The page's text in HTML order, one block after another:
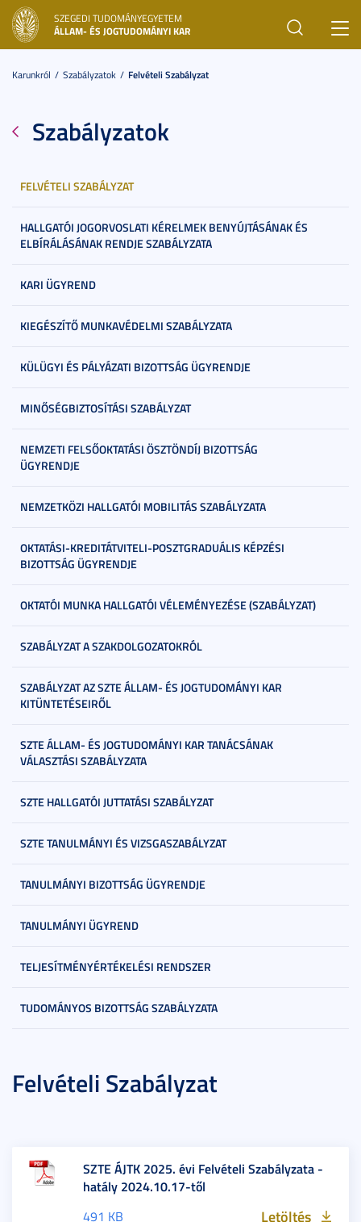
SZEGEDI TUDOMÁNYEGYETEM
ÁLLAM- ÉS JOGTUDOMÁNYI KAR
Karunkról Szabályzatok Felvételi Szabályzat
Szabályzatok
FELVÉTELI SZABÁLYZAT
HALLGATÓI JOGORVOSLATI KÉRELMEK BENYÚJTÁSÁNAK ÉS
ELBÍRÁLÁSÁNAK RENDJE SZABÁLYZATA
KARI ÜGYREND
KIEGÉSZÍTŐ MUNKAVÉDELMI SZABÁLYZATA
KÜLÜGYI ÉS PÁLYÁZATI BIZOTTSÁG ÜGYRENDJE
MINŐSÉGBIZTOSÍTÁSI SZABÁLYZAT
NEMZETI FELSŐOKTATÁSI ÖSZTÖNDÍJ BIZOTTSÁG
ÜGYRENDJE
NEMZETKÖZI HALLGATÓI MOBILITÁS SZABÁLYZATA
OKTATÁSI-KREDITÁTVITELI-POSZTGRADUÁLIS KÉPZÉSI
BIZOTTSÁG ÜGYRENDJE
OKTATÓI MUNKA HALLGATÓI VÉLEMÉNYEZÉSE (SZABÁLYZAT)
SZABÁLYZAT A SZAKDOLGOZATOKRÓL
SZABÁLYZAT AZ SZTE ÁLLAM- ÉS JOGTUDOMÁNYI KAR
KITÜNTETÉSEIRŐL
SZTE ÁLLAM- ÉS JOGTUDOMÁNYI KAR TANÁCSÁNAK
VÁLASZTÁSI SZABÁLYZATA
SZTE HALLGATÓI JUTTATÁSI SZABÁLYZAT
SZTE TANULMÁNYI ÉS VIZSGASZABÁLYZAT
TANULMÁNYI BIZOTTSÁG ÜGYRENDJE
TANULMÁNYI ÜGYREND
TELJESÍTMÉNYÉRTÉKELÉSI RENDSZER
TUDOMÁNYOS BIZOTTSÁG SZABÁLYZATA
Felvételi Szabályzat
SZTE ÁJTK 2025. évi Felvételi Szabályzata -
hatály 2024.10.17-től
491 KB Letöltés